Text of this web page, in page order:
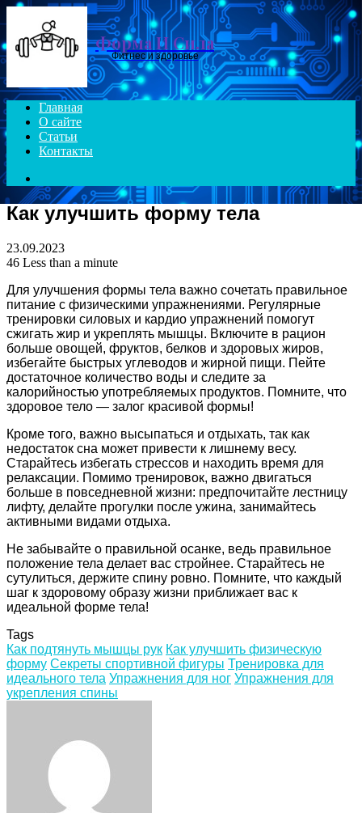
Menu
Форма И Сила
Фитнес и здоровье
Главная
О сайте
Статьи
Контакты
for
Как улучшить форму тела
23.09.2023
46 Less than a minute
Для улучшения формы тела важно сочетать правильное
питание с физическими упражнениями. Регулярные
тренировки силовых и кардио упражнений помогут
сжигать жир и укреплять мышцы. Включите в рацион
больше овощей, фруктов, белков и здоровых жиров,
избегайте быстрых углеводов и жирной пищи. Пейте
достаточное количество воды и следите за
калорийностью употребляемых продуктов. Помните, что
здоровое тело — залог красивой формы!
Кроме того, важно высыпаться и отдыхать, так как
недостаток сна может привести к лишнему весу.
Старайтесь избегать стрессов и находить время для
релаксации. Помимо тренировок, важно двигаться
больше в повседневной жизни: предпочитайте лестницу
лифту, делайте прогулки после ужина, занимайтесь
активными видами отдыха.
Не забывайте о правильной осанке, ведь правильное
положение тела делает вас стройнее. Старайтесь не
сутулиться, держите спину ровно. Помните, что каждый
шаг к здоровому образу жизни приближает вас к
идеальной форме тела!
Tags
Как подтянуть мышцы рук Как улучшить физическую
форму Секреты спортивной фигуры Тренировка для
идеального тела Упражнения для ног Упражнения для
укрепления спины